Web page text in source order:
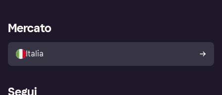
Esplora i negozi
Politica di protezione
dell'acquirente Klarna
Accesso aziende
Mercato
Italia
Segui